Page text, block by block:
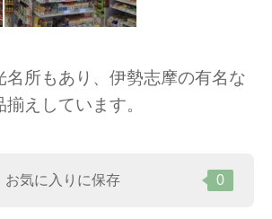
名所もあり、伊勢志摩の有名な
えしています。
お気に入りに保存 0